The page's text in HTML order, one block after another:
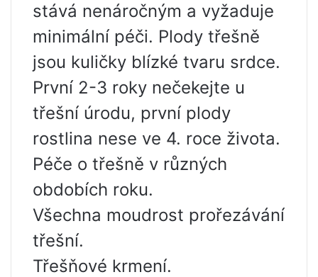
stává nenáročným a vyžaduje
minimální péči. Plody třešně
jsou kuličky blízké tvaru srdce.
První 2-3 roky nečekejte u
třešní úrodu, první plody
rostlina nese ve 4. roce života.
Péče o třešně v různých
obdobích roku.
Všechna moudrost prořezávání
třešní.
Třešňové krmení.